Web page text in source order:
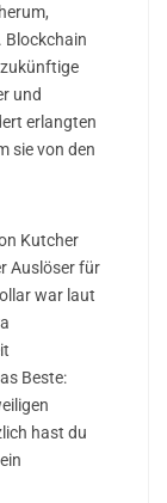
Blockchain
und
erlangten
sie von den
Kutcher
Auslöser für
war laut
Beste:
hast du